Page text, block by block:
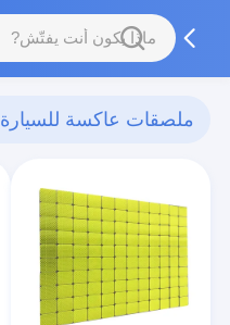
ملصقات عاكسة للسيارة